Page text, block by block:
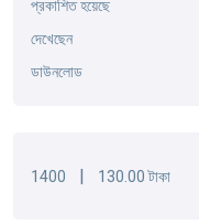
প্রকাশিত হয়েছে
দেখেছেন
ডাউনলোড
1400 | 130.00 টাকা